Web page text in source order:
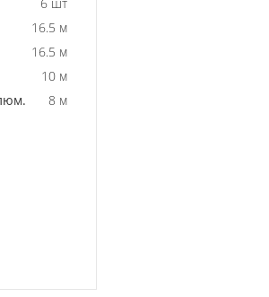
16.5 м
16.5 м
10 м
8 м